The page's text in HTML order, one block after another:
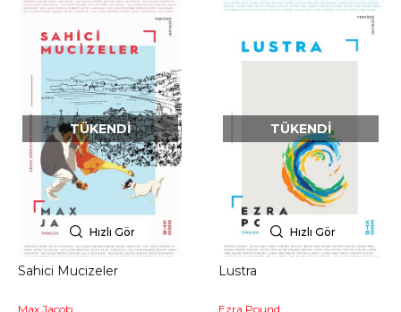
Hızlı Gör
TÜKENDI
Sahici Mucizeler
Max Jacob
Hızlı Gör
TÜKENDI
Lustra
Ezra Pound